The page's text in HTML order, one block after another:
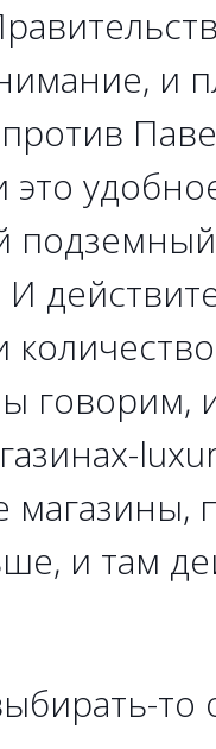
и
это
И
говорим,
и там
то